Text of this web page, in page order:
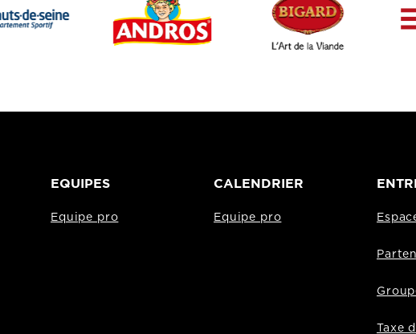
EQUIPES
Equipe pro
CALENDRIER
Equipe pro
Taxe